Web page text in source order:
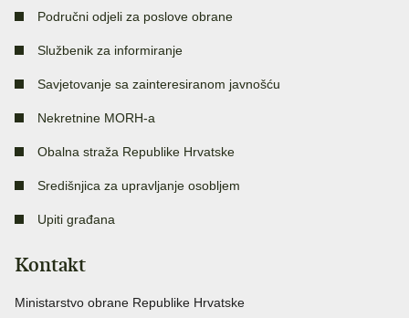
Područni odjeli za poslove obrane
Službenik za informiranje
Savjetovanje sa zainteresiranom javnošću
Nekretnine MORH-a
Obalna straža Republike Hrvatske
Središnjica za upravljanje osobljem
Upiti građana
Kontakt
Ministarstvo obrane Republike Hrvatske